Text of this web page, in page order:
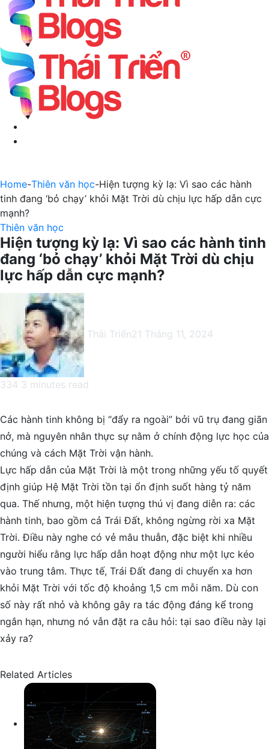
Home-Thiên văn học-Hiện tượng kỳ lạ: Vì sao các hành
tinh đang ‘bỏ chạy’ khỏi Mặt Trời dù chịu lực hấp dẫn cực
mạnh?
Thiên văn học
Hiện tượng kỳ lạ: Vì sao các hành tinh
đang ‘bỏ chạy’ khỏi Mặt Trời dù chịu
lực hấp dẫn cực mạnh?
Thái Triển21 Tháng 11, 2024
334 3 minutes read
via
Email
Các hành tinh không bị “đẩy ra ngoài” bởi vũ trụ đang giãn
nở, mà nguyên nhân thực sự nằm ở chính động lực học của
chúng và cách Mặt Trời vận hành.
Lực hấp dẫn của Mặt Trời là một trong những yếu tố quyết
định giúp Hệ Mặt Trời tồn tại ổn định suốt hàng tỷ năm
qua. Thế nhưng, một hiện tượng thú vị đang diễn ra: các
hành tinh, bao gồm cả Trái Đất, không ngừng rời xa Mặt
Trời. Điều này nghe có vẻ mâu thuẫn, đặc biệt khi nhiều
người hiểu rằng lực hấp dẫn hoạt động như một lực kéo
vào trung tâm. Thực tế, Trái Đất đang di chuyển xa hơn
khỏi Mặt Trời với tốc độ khoảng 1,5 cm mỗi năm. Dù con
số này rất nhỏ và không gây ra tác động đáng kể trong
ngắn hạn, nhưng nó vẫn đặt ra câu hỏi: tại sao điều này lại
xảy ra?
Related Articles